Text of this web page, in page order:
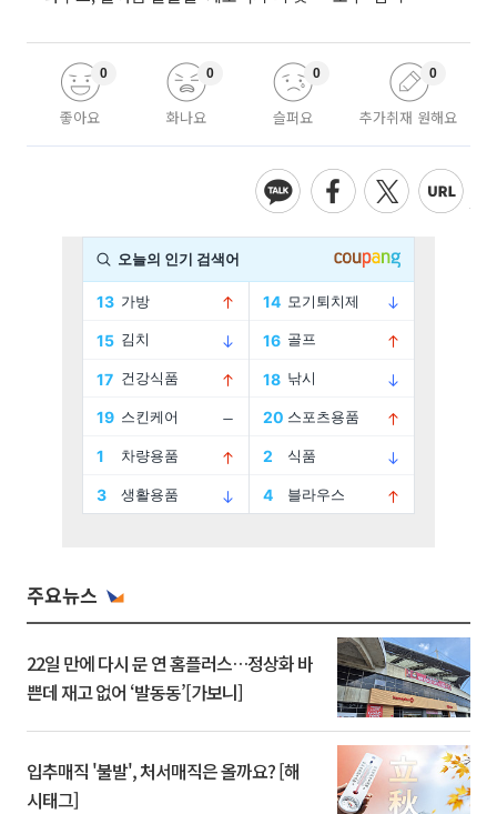
좋아요
0
화나요
0
슬퍼요
0
추가취재 원해요
0
주요뉴스
22일 만에 다시 문 연 홈플러스…정상화 바
쁜데 재고 없어 ‘발동동’[가보니]
입추매직 '불발', 처서매직은 올까요? [해
시태그]